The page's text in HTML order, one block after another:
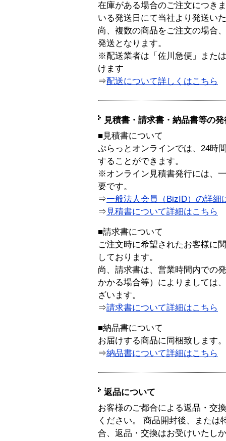
在庫がある場合のご注文につき
いる発送日にて当社より発送い
尚、複数の商品をご注文の場合
発送となります。
※配送業者は「佐川急便」また
けます
⇒配送について詳しくはこちら
見積書・請求書・納品書等の
■見積書について
ぷらっとオンラインでは、24時
することができます。
※オンライン見積書発行には、
要です。
⇒一般法人会員（BizID）の詳細
⇒ 見積書について詳細はこちら
■請求書について
ご注文時に希望されたお客様に
しております。
尚、請求書は、営業時間内での
かかる場合等）によりましては
ざいます。
⇒請求書について詳細はこちら
■納品書について
お届けする商品に同梱致します。
⇒納品書について詳細はこちら
返品について
お客様のご都合による返品・交
ください。 商品開封後、または
合、返品・交換はお受けいたし